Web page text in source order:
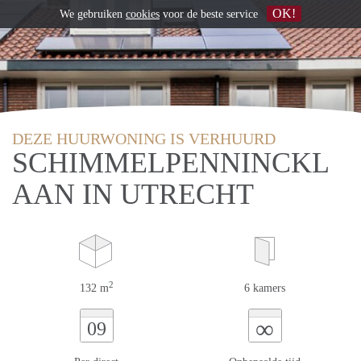
DEZE HUURWONING IS VERHUURD
SCHIMMELPENNINCKL
AAN IN UTRECHT
132 m2 6 kamers
09 ∞
We gebruiken cookies voor de beste service OK!